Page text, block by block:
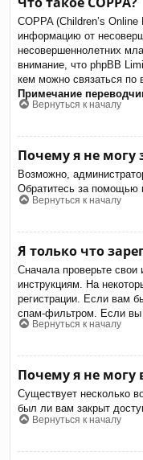
COPPA (Children’s
информацию от
несовершеннолетних
внимание, что phpBB
кем можно связаться по
Примечание
Вернуться к началу
Почему я не могу
Возможно,
Обратитесь за помощью
Вернуться к началу
Я только что
Сначала проверьте
инструкциям. На
регистрации. Если вам
спам-фильтром. Если вы
Вернуться к началу
Почему я не могу
Существует несколько
был ли вам закрыт
Вернуться к началу